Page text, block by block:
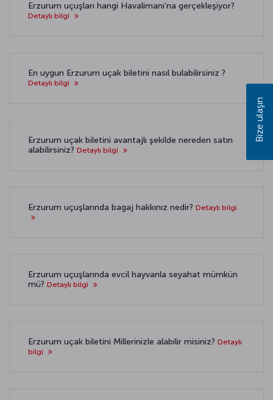
Erzurum uçuşları hangi Havalimanı'na gerçekleşiyor?
Detaylı bilgi
En uygun Erzurum uçak biletini nasıl bulabilirsiniz ?
Detaylı bilgi
Erzurum uçak biletini avantajlı şekilde nereden satın
alabilirsiniz? Detaylı bilgi
Erzurum uçuşlarında bagaj hakkınız nedir? Detaylı bilgi
Erzurum uçuşlarında evcil hayvanla seyahat mümkün
mü? Detaylı bilgi
Erzurum uçak biletini Millerinizle alabilir misiniz? Detaylı
bilgi
Bize ulaşın